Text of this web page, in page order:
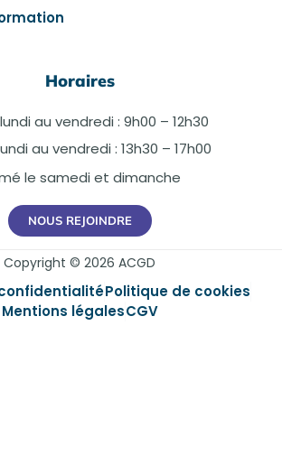
Horaires
au vendredi : 9h00 – 12h30
au vendredi : 13h30 – 17h00
le samedi et dimanche
NOUS REJOINDRE
Copyright © 2026 ACGD
Politique de cookies
Mentions légalesCGV